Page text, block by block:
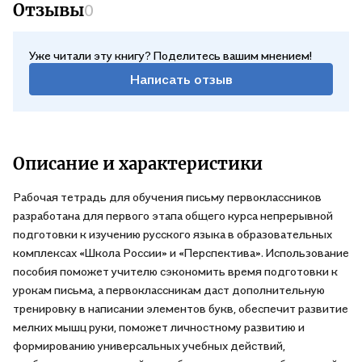
Отзывы0
Уже читали эту книгу? Поделитесь вашим мнением!
Написать отзыв
Описание и характеристики
Рабочая тетрадь для обучения письму первоклассников
разработана для первого этапа общего курса непрерывной
подготовки к изучению русского языка в образовательных
комплексах «Школа России» и «Перспектива». Использование
пособия поможет учителю сэкономить время подготовки к
урокам письма, а первоклассникам даст дополнительную
тренировку в написании элементов букв, обеспечит развитие
мелких мышц руки, поможет личностному развитию и
формированию универсальных учебных действий,